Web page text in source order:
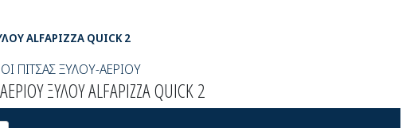
ALFAPIZZA QUICK 2
ΠΙΤΣΑΣ ΞΥΛΟΥ-ΑΕΡΙΟΥ
ΞΥΛΟΥ ALFAPIZZA QUICK 2